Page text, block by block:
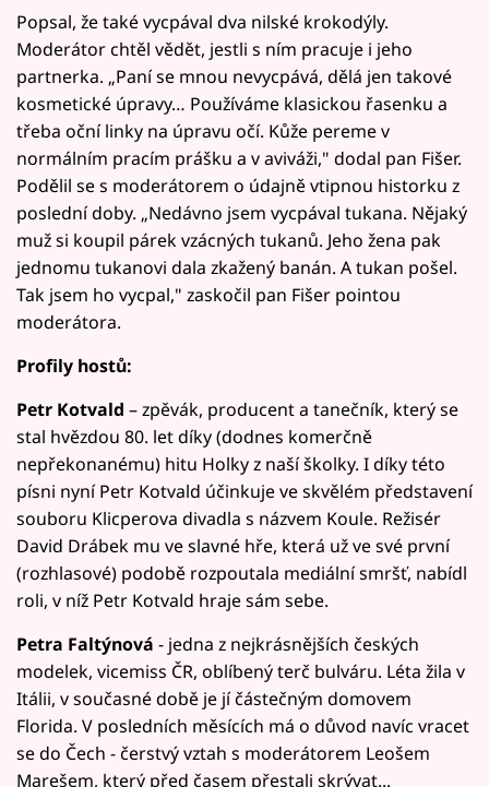
Popsal, že také vycpával dva nilské krokodýly.
Moderátor chtěl vědět, jestli s ním pracuje i jeho
partnerka. „Paní se mnou nevycpává, dělá jen takové
kosmetické úpravy… Používáme klasickou řasenku a
třeba oční linky na úpravu očí. Kůže pereme v
normálním pracím prášku a v aviváži," dodal pan Fišer.
Podělil se s moderátorem o údajně vtipnou historku z
poslední doby. „Nedávno jsem vycpával tukana. Nějaký
muž si koupil párek vzácných tukanů. Jeho žena pak
jednomu tukanovi dala zkažený banán. A tukan pošel.
Tak jsem ho vycpal," zaskočil pan Fišer pointou
moderátora.
Profily hostů:
Petr Kotvald – zpěvák, producent a tanečník, který se
stal hvězdou 80. let díky (dodnes komerčně
nepřekonanému) hitu Holky z naší školky. I díky této
písni nyní Petr Kotvald účinkuje ve skvělém představení
souboru Klicperova divadla s názvem Koule. Režisér
David Drábek mu ve slavné hře, která už ve své první
(rozhlasové) podobě rozpoutala mediální smršť, nabídl
roli, v níž Petr Kotvald hraje sám sebe.
Petra Faltýnová - jedna z nejkrásnějších českých
modelek, vicemiss ČR, oblíbený terč bulváru. Léta žila v
Itálii, v současné době je jí částečným domovem
Florida. V posledních měsících má o důvod navíc vracet
se do Čech - čerstvý vztah s moderátorem Leošem
Marešem, který před časem přestali skrývat...